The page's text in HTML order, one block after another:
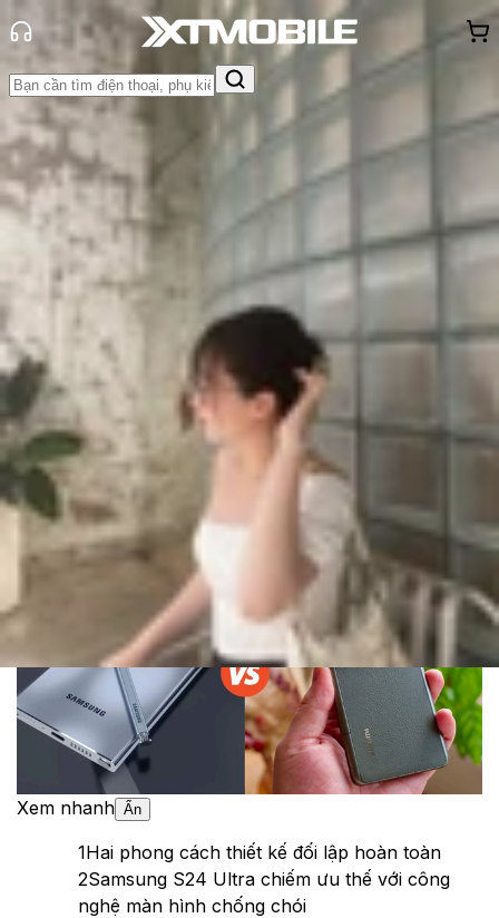
Trang chủ
Tin tức
So Sánh
Tin Mới
Đánh Giá - Trên Tay
Khuyến
Thủ thuật Thông báoKhách
hàng - Sự kiện
So sánh Samsung S24 Ultra và
Xiaomi 13 Ultra: Nên mua máy nào?
Triệu Vy
Ngày đăng: 17/07/2023
Cập nhật:
17/07/2023
Theo dõi XTMobile trên
Xem nhanh Ẩn
1Hai phong cách thiết kế đối lập hoàn toàn
2Samsung S24 Ultra chiếm ưu thế với công
nghệ màn hình chống chói